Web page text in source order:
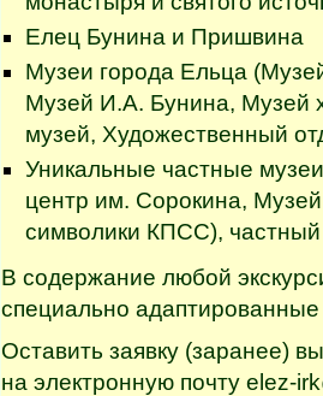
Елец Бунина и Пришвина
Музеи города Ельца
Музей И.А. Бунина, Музей
музей, Художественный
Уникальные частные
центр им. Сорокина,
символики КПСС),
В содержание любой
специально
Оставить заявку (заранее)
на электронную почту elez-